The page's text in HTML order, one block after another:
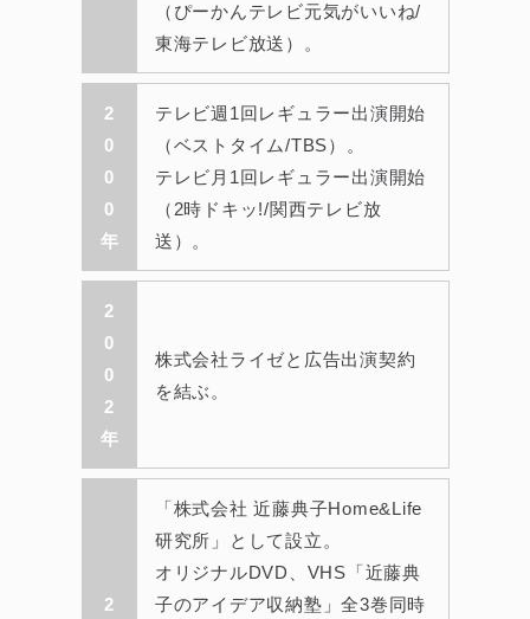
（ぴーかんテレビ元気がいいね/
東海テレビ放送）。
2
0
0
0
年
テレビ週1回レギュラー出演開始
（ベストタイム/TBS）。
テレビ月1回レギュラー出演開始
（2時ドキッ!/関西テレビ放
送）。
2
0
0
2
年
株式会社ライゼと広告出演契約
を結ぶ。
2
「株式会社 近藤典子Home&Life
研究所」として設立。
オリジナルDVD、VHS「近藤典
子のアイデア収納塾」全3巻同時